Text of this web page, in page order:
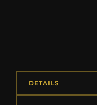
DETAILS